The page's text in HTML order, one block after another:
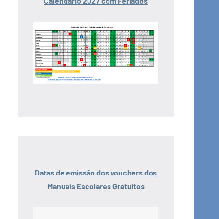
Datas de emissão dos vouchers dos
Manuais Escolares Gratuitos